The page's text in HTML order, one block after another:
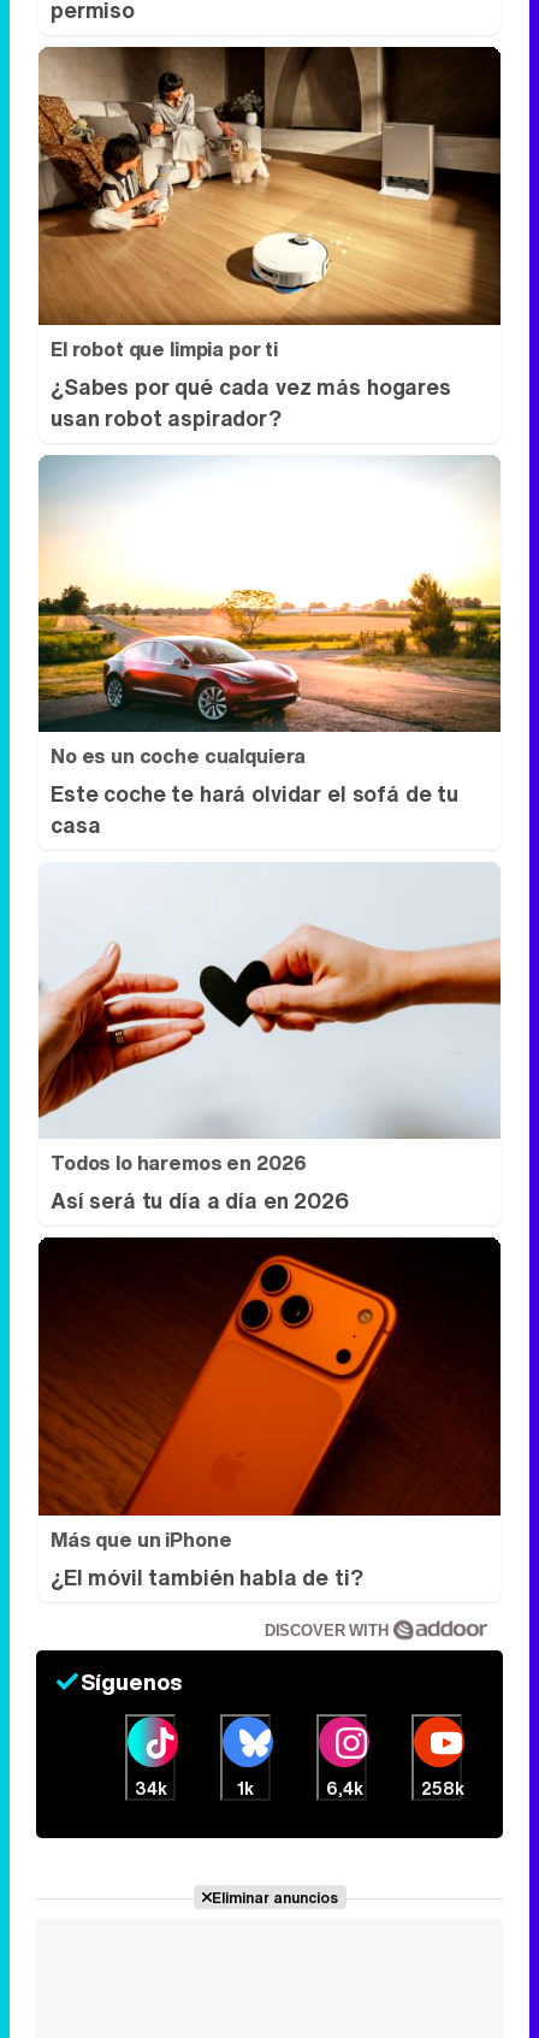
El robot que limpia por ti
¿Sabes por qué cada vez más hogares
usan robot aspirador?
No es un coche cualquiera
Este coche te hará olvidar el sofá de tu
casa
Todos lo haremos en 2026
Así será tu día a día en 2026
Más que un iPhone
¿El móvil también habla de ti?
DISCOVER WITH
Síguenos
6,4k 258k
Eliminar anuncios